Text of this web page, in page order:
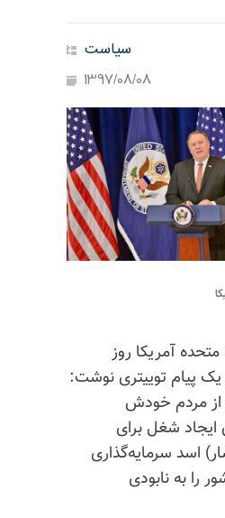
سیاست
1397/08/08
آمریکا روز
در یک پیام توییتری نوشت:
از مردم خودش
شغل برای
اسد سرمایه‌گذاری
را به نابودی